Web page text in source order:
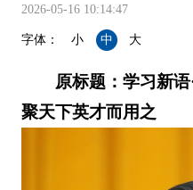
2026-05-16 10:14:47
字体： 小 中 大
原标题：学习新语
聚天下英才而用之